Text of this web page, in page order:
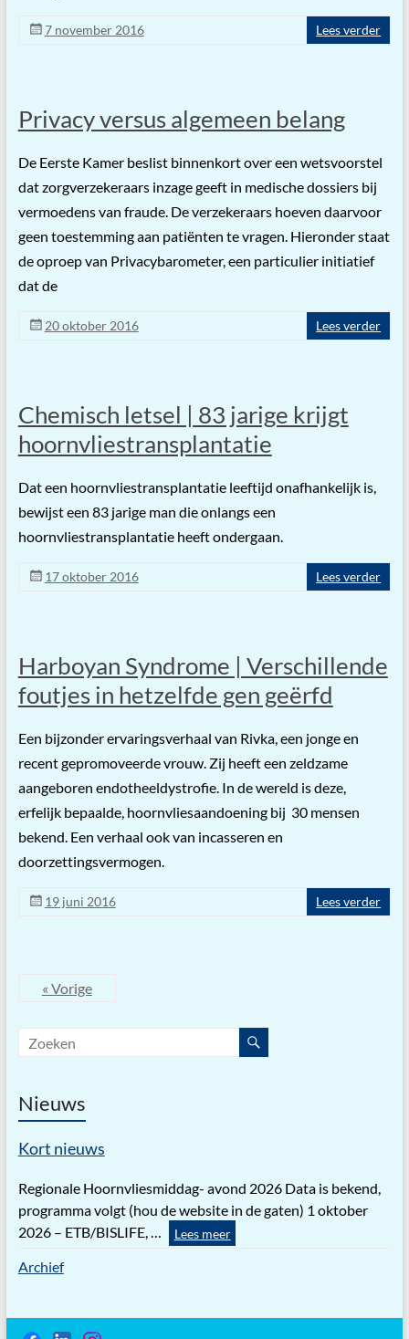
7 november 2016 Lees verder
Privacy versus algemeen belang
De Eerste Kamer beslist binnenkort over een wetsvoorstel
dat zorgverzekeraars inzage geeft in medische dossiers bij
vermoedens van fraude. De verzekeraars hoeven daarvoor
geen toestemming aan patiënten te vragen. Hieronder staat
de oproep van Privacybarometer, een particulier initiatief
dat de
20 oktober 2016 Lees verder
Chemisch letsel | 83 jarige krijgt
hoornvliestransplantatie
Dat een hoornvliestransplantatie leeftijd onafhankelijk is,
bewijst een 83 jarige man die onlangs een
hoornvliestransplantatie heeft ondergaan.
17 oktober 2016 Lees verder
Harboyan Syndrome | Verschillende
foutjes in hetzelfde gen geërfd
Een bijzonder ervaringsverhaal van Rivka, een jonge en
recent gepromoveerde vrouw. Zij heeft een zeldzame
aangeboren endotheeldystrofie. In de wereld is deze,
erfelijk bepaalde, hoornvliesaandoening bij 30 mensen
bekend. Een verhaal ook van incasseren en
doorzettingsvermogen.
19 juni 2016 Lees verder
« Vorige
Nieuws
Kort nieuws
Regionale Hoornvliesmiddag- avond 2026 Data is bekend,
programma volgt (hou de website in de gaten) 1 oktober
2026 – ETB/BISLIFE, …
Lees meer
Archief